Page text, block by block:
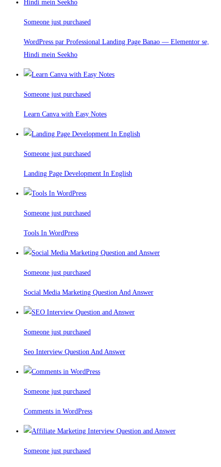
Someone just purchased
WordPress par Professional Landing Page Banao — Elementor se,
Hindi mein Seekho
Someone just purchased
Learn Canva with Easy Notes
Someone just purchased
Landing Page Development In English
Someone just purchased
Tools In WordPress
Someone just purchased
Social Media Marketing Question And Answer
Someone just purchased
Seo Interview Question And Answer
Someone just purchased
Comments in WordPress
Someone just purchased